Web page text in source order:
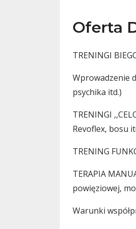
Oferta
TRENINGI
Wprowadzenie
psychika itd.)
TRENINGI
Revoflex, bosu
TRENING
TERAPIA
powięziowej,
Warunki